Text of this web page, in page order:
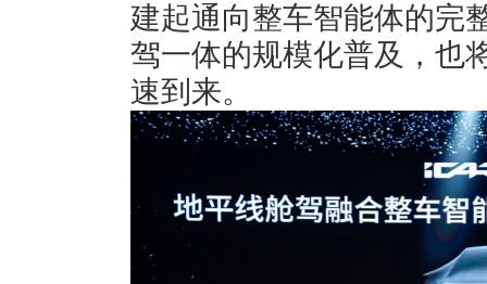
建起通向整车智能体的完
驾一体的规模化普及，也
速到来。